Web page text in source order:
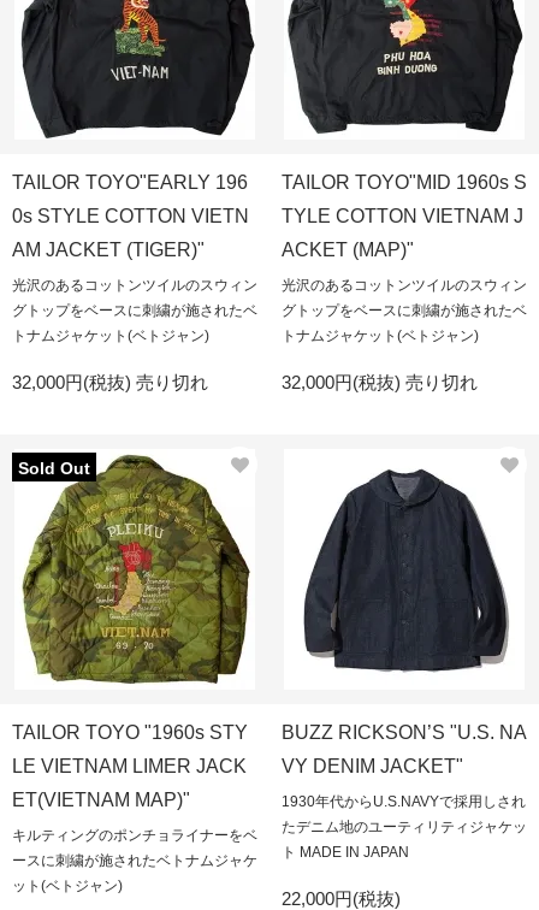
TAILOR TOYO"EARLY 196
0s STYLE COTTON VIETN
AM JACKET (TIGER)"
光沢のあるコットンツイルのスウィン
グトップをベースに刺繍が施されたベ
トナムジャケット(ベトジャン)
32,000円(税抜) 売り切れ
TAILOR TOYO"MID 1960s S
TYLE COTTON VIETNAM J
ACKET (MAP)"
光沢のあるコットンツイルのスウィン
グトップをベースに刺繍が施されたベ
トナムジャケット(ベトジャン)
32,000円(税抜) 売り切れ
Sold Out
TAILOR TOYO "1960s STY
LE VIETNAM LIMER JACK
ET(VIETNAM MAP)"
キルティングのポンチョライナーをベ
ースに刺繍が施されたベトナムジャケ
ット(ベトジャン)
BUZZ RICKSON’S "U.S. NA
VY DENIM JACKET"
1930年代からU.S.NAVYで採用しされ
たデニム地のユーティリティジャケッ
ト MADE IN JAPAN
22,000円(税抜)